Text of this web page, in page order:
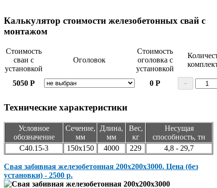
Калькулятор стоимости железобетонных свай с
монтажом
Стоимость
сваи с
установкой
Оголовок
Стоимость
оголовка с
установкой
5050 Р 0 Р −
Технические характеристики
Условное
обозначение
Сечение,
мм
Длина,
мм
Вес,
кг
Несущая
способность, тн
С40.15-3
150х150 4000 229 4,8 - 29,7
Свая забивная железобетонная 200х200х3000. Цена (без
установки) - 2500 р.